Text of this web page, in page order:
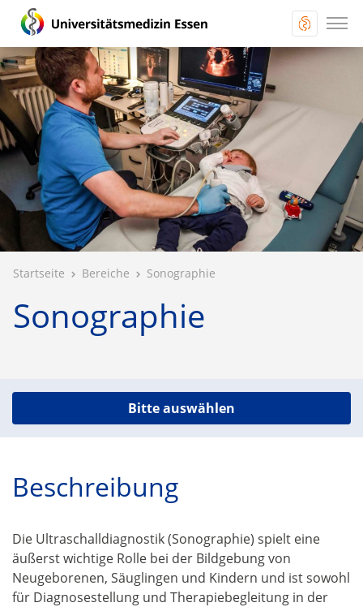
Startseite Bereiche Sonographie
Sonographie
Bitte auswählen
Beschreibung
Die Ultraschalldiagnostik (Sonographie) spielt eine
äußerst wichtige Rolle bei der Bildgebung von
Neugeborenen, Säuglingen und Kindern und ist sowohl
für Diagnosestellung und Therapiebegleitung in der